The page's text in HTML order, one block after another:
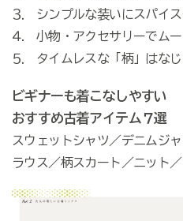
⒊ シンプルな装いにスパイス
⒋ 小物・アクセサリーでムー
⒌ タイムレスな「柄」はな
ビギナーも着こなしやすい
おすすめ古着アイテム７選
スウェットシャツ／デニムジ
ラウス／柄スカート／ニット／